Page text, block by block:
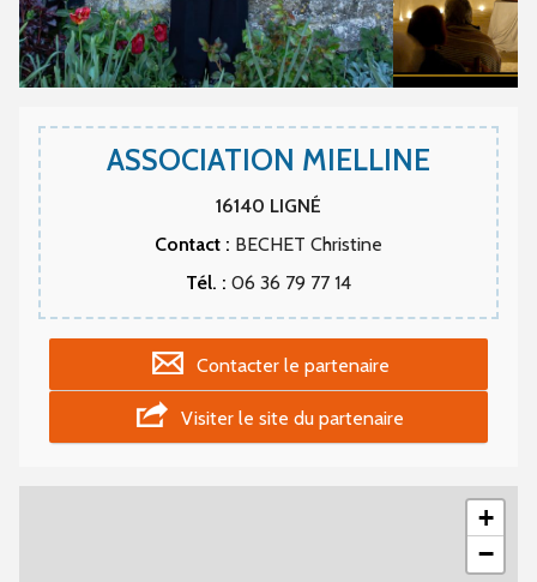
ASSOCIATION MIELLINE
16140 LIGNÉ
Contact : BECHET Christine
Tél. : 06 36 79 77 14
Contacter le partenaire
Visiter le site du partenaire
+
−